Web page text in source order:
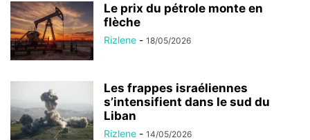
Le prix du pétrole monte en
flèche
Rizlene - 18/05/2026
Les frappes israéliennes
s’intensifient dans le sud du
Liban
Rizlene - 14/05/2026